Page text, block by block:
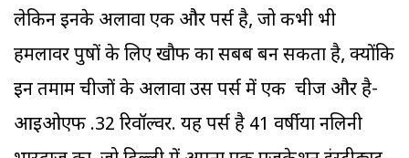
लेकिन इनके अलावा एक और पर्स है, जो कभी भी
हमलावर पुरुषों के लिए खौफ का सबब बन सकता है, क्योंकि
इन तमाम चीजों के अलावा उस पर्स में एक चीज और है-
आइओएफ .32 रिवॉल्वर. यह पर्स है 41 वर्षीया नलिनी